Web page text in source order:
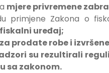
mjere privremene
primjene Zakona o
uređaj;
prodate robe i
su rezultirali
sa zakonom.